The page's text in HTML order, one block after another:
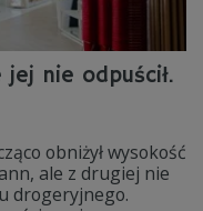
jej nie odpuścił.
obniżył wysokość
ale z drugiej nie
drogeryjnego.